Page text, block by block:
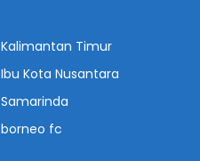
Kalimantan Timur
Ibu Kota Nusantara
Samarinda
borneo fc